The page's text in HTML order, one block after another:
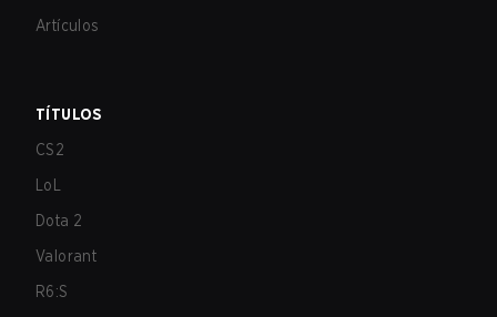
Artículos
TÍTULOS
CS2
LoL
Dota 2
Valorant
R6:S